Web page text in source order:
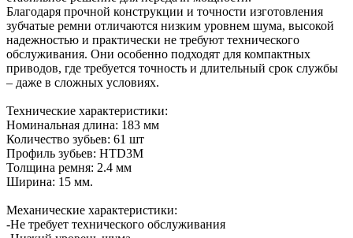
Благодаря прочной конструкции и точности изготовления
зубчатые ремни отличаются низким уровнем шума, высокой
надежностью и практически не требуют технического
обслуживания. Они особенно подходят для компактных
приводов, где требуется точность и длительный срок службы
– даже в сложных условиях.
Технические характеристики:
Номинальная длина: 183 мм
Количество зубьев: 61 шт
Профиль зубьев: HTD3M
Толщина ремня: 2.4 мм
Ширина: 15 мм.
Механические характеристики:
-Не требует технического обслуживания